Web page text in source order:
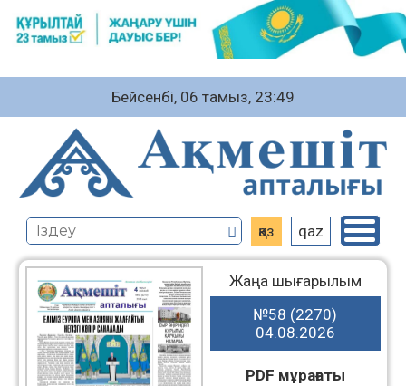
Бейсенбі, 06 тамыз, 23:49
қаз qaz
Жаңа шығарылым
№58 (2270)
04.08.2026
PDF мұрағаты